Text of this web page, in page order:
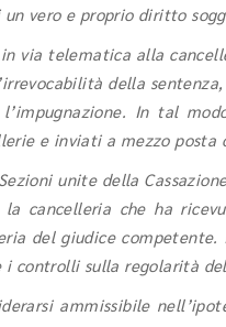
vero e proprio diritto
in via telematica alla
della
In tal
e inviati a mezzo posta
unite della
la cancelleria che ha
del giudice
controlli sulla regolarità
ammissibile